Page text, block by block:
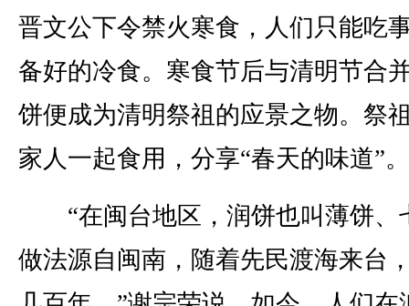
晋文公下令禁火寒食，人们只能吃
备好的冷食。寒食节后与清明节合
饼便成为清明祭祖的应景之物。祭
家人一起食用，分享“春天的味道”。
“在闽台地区，润饼也叫薄饼、
做法源自闽南，随着先民渡海来台